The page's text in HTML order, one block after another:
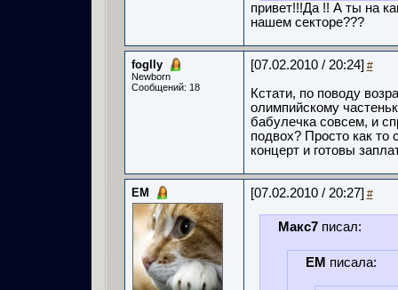
привет!!!Да !! А ты на
нашем секторе???
foglly
Newborn
Сообщений: 18
[07.02.2010 / 20:24] #
Кстати, по поводу
олимпийскому
бабулечка совсем, и
подвох? Просто как то
концерт и готовы
ЕМ [07.02.2010 / 20:27] #
Макс7писал:
ЕМ писала: